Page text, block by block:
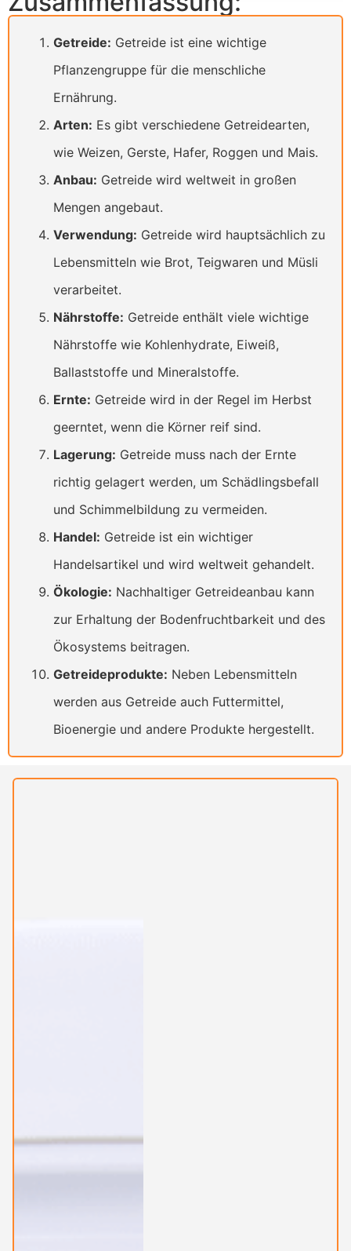
Getreide: Getreide ist eine wichtige
Pflanzengruppe für die menschliche
Ernährung.
Arten: Es gibt verschiedene Getreidearten,
wie Weizen, Gerste, Hafer, Roggen und Mais.
Anbau: Getreide wird weltweit in großen
Mengen angebaut.
Verwendung: Getreide wird hauptsächlich zu
Lebensmitteln wie Brot, Teigwaren und Müsli
verarbeitet.
Nährstoffe: Getreide enthält viele wichtige
Nährstoffe wie Kohlenhydrate, Eiweiß,
Ballaststoffe und Mineralstoffe.
Ernte: Getreide wird in der Regel im Herbst
geerntet, wenn die Körner reif sind.
Lagerung: Getreide muss nach der Ernte
richtig gelagert werden, um Schädlingsbefall
und Schimmelbildung zu vermeiden.
Handel: Getreide ist ein wichtiger
Handelsartikel und wird weltweit gehandelt.
Ökologie: Nachhaltiger Getreideanbau kann
zur Erhaltung der Bodenfruchtbarkeit und des
Ökosystems beitragen.
Getreideprodukte: Neben Lebensmitteln
werden aus Getreide auch Futtermittel,
Bioenergie und andere Produkte hergestellt.